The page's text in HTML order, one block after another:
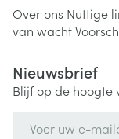
Over ons Nuttige
van wacht
Nieuwsbrief
Blijf op de hoogte